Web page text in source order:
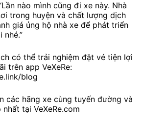
nào mình cũng đi xe này. Nhà
trong huyện và chất lượng dịch
giá ủng hộ nhà xe để phát triển
có thể trải nghiệm đặt vé tiện lợi
trên app VeXeRe:
blog
các hãng xe cùng tuyến đường và
tại VeXeRe.com